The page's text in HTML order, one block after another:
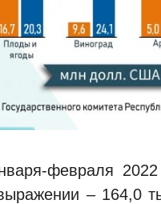
февраля
– 164,0